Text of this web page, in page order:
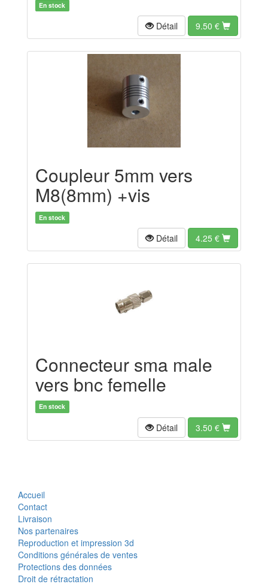
En stock
Détail 9.50 €
Coupleur 5mm vers
M8(8mm) +vis
En stock
Détail 4.25 €
Connecteur sma male
vers bnc femelle
En stock
Détail 3.50 €
Accueil
Contact
Livraison
Nos partenaires
Reproduction et impression 3d
Conditions générales de ventes
Protections des données
Droit de rétractation